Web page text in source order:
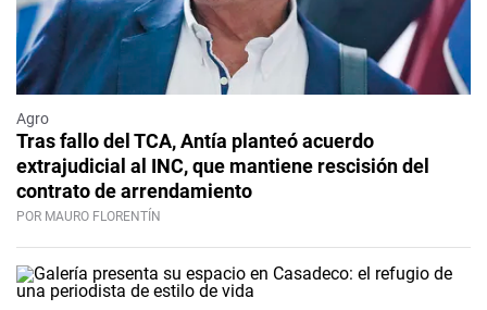
Agro
Tras fallo del TCA, Antía planteó acuerdo
extrajudicial al INC, que mantiene rescisión del
contrato de arrendamiento
POR MAURO FLORENTÍN